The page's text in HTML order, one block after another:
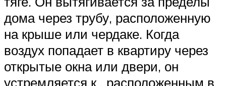
дома через трубу, расположенную
на крыше или чердаке. Когда
воздух попадает в квартиру через
открытые окна или двери, он
устремляется к , расположенным в